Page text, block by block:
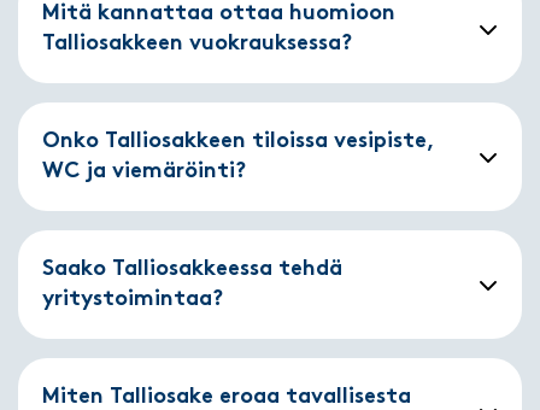
Mitä kannattaa ottaa huomioon
Talliosakkeen vuokrauksessa?
Onko Talliosakkeen tiloissa vesipiste,
WC ja viemäröinti?
Saako Talliosakkeessa tehdä
yritystoimintaa?
Miten Talliosake eroaa tavallisesta